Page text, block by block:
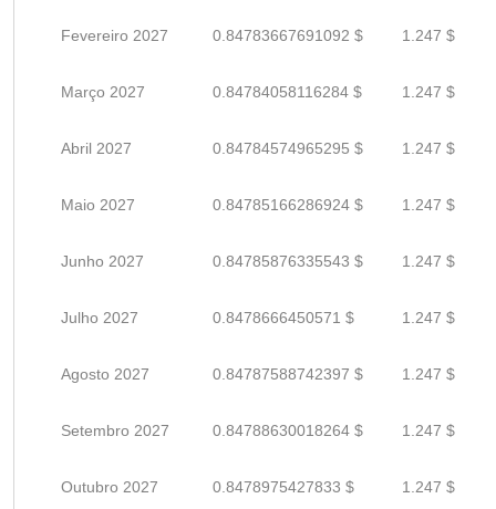
Fevereiro 2027 0.84783667691092 $ 1.247 $
Março 2027 0.84784058116284 $ 1.247 $
Abril 2027 0.84784574965295 $ 1.247 $
Maio 2027 0.84785166286924 $ 1.247 $
Junho 2027 0.84785876335543 $ 1.247 $
Julho 2027 0.8478666450571 $ 1.247 $
Agosto 2027 0.84787588742397 $ 1.247 $
Setembro 2027 0.84788630018264 $ 1.247 $
Outubro 2027 0.8478975427833 $ 1.247 $